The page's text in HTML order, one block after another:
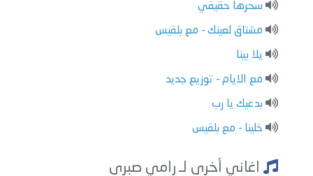
سحرها حقيقي
مشتاق لعينك - مع بلقيس
يلا بينا
مع الايام - توزيع جديد
بدعيك يا رب
خلينا - مع بلقيس
اغاني أخرى لـ رامي صبرى